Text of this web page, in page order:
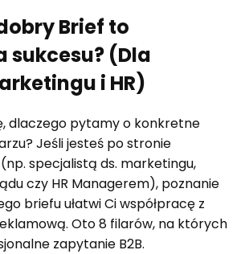
Brief to
sukcesu? (Dla
i HR)
dlaczego pytamy o konkretne
Jeśli jesteś po stronie
specjalistą ds. marketingu,
czy HR Managerem), poznanie
briefu ułatwi Ci współpracę z
Oto 8 filarów, na których
zapytanie B2B.